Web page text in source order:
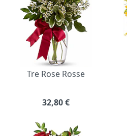
Tre Rose Rosse
32,80€